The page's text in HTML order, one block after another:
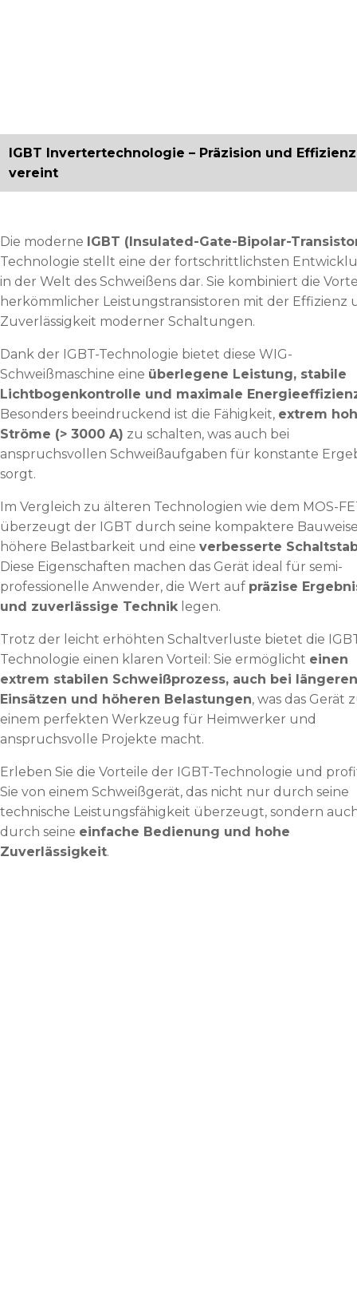
IGBT Invertertechnologie – Präzision und Effizienz
vereint
Die moderne IGBT (Insulated-Gate-Bipolar-
Technologie stellt eine der fortschrittlichsten
in der Welt des Schweißens dar. Sie kombiniert die
herkömmlicher Leistungstransistoren mit der Effizienz
Zuverlässigkeit moderner Schaltungen.
Dank der IGBT-Technologie bietet diese WIG-
Schweißmaschine eine überlegene Leistung, stabile
Lichtbogenkontrolle und maximale
Besonders beeindruckend ist die Fähigkeit, extrem
Ströme (> 3000 A) zu schalten, was auch bei
anspruchsvollen Schweißaufgaben für konstante
sorgt.
Im Vergleich zu älteren Technologien wie dem MOS-
überzeugt der IGBT durch seine kompaktere
höhere Belastbarkeit und eine verbesserte
Diese Eigenschaften machen das Gerät ideal für semi-
professionelle Anwender, die Wert auf präzise
und zuverlässige Techniklegen.
Trotz der leicht erhöhten Schaltverluste bietet die
Technologie einen klaren Vorteil: Sie ermöglicht einen
extrem stabilen Schweißprozess, auch bei längeren
Einsätzen und höheren Belastungen, was das Gerät
einem perfekten Werkzeug für Heimwerker und
anspruchsvolle Projekte macht.
Erleben Sie die Vorteile der IGBT-Technologie und
Sie von einem Schweißgerät, das nicht nur durch seine
technische Leistungsfähigkeit überzeugt, sondern
durch seine einfache Bedienung und hohe
Zuverlässigkeit.